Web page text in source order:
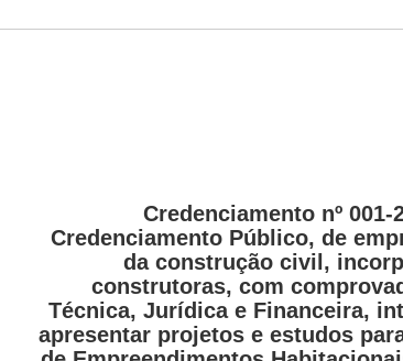
Credenciamento nº 001-
Credenciamento Público, de
da construção civil,
construtoras, com
Técnica, Jurídica e Financeira,
apresentar projetos e estudos